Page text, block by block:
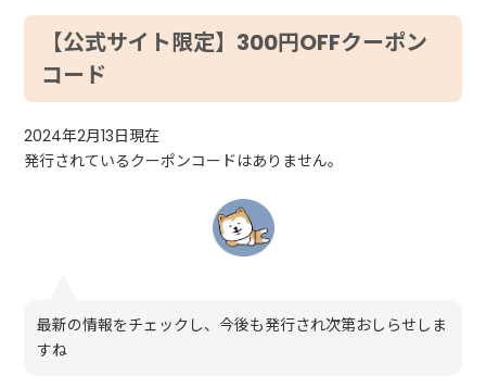
【公式サイト限定】300円OFFクーポン
コード
2024年2月13日現在
発行されているクーポンコードはありません。
最新の情報をチェックし、今後も発行され次第おしらせしま
すね